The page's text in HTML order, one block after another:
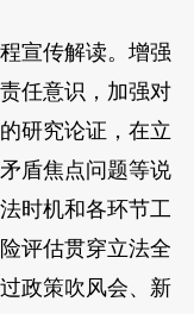
宣传解读。增强
任意识，加强对
研究论证，在立
盾焦点问题等说
时机和各环节工
评估贯穿立法全
政策吹风会、新